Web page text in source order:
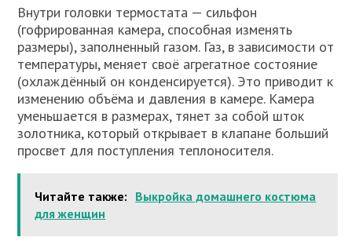
Внутри головки термостата — сильфон
(гофрированная камера, способная изменять
размеры), заполненный газом. Газ, в зависимости от
температуры, меняет своё агрегатное состояние
(охлаждённый он конденсируется). Это приводит к
изменению объёма и давления в камере. Камера
уменьшается в размерах, тянет за собой шток
золотника, который открывает в клапане больший
просвет для поступления теплоносителя.
Читайте также: Выкройка домашнего костюма
для женщин